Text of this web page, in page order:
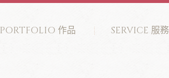
PORTFOLIO 作品 SERVICE 服務